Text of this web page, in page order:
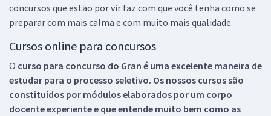
concursos que estão por vir faz com que você tenha como se
preparar com mais calma e com muito mais qualidade.
Cursos online para concursos
O curso para concurso do Gran é uma excelente maneira de
estudar para o processo seletivo. Os nossos cursos são
constituídos por módulos elaborados por um corpo
docente experiente e que entende muito bem como as